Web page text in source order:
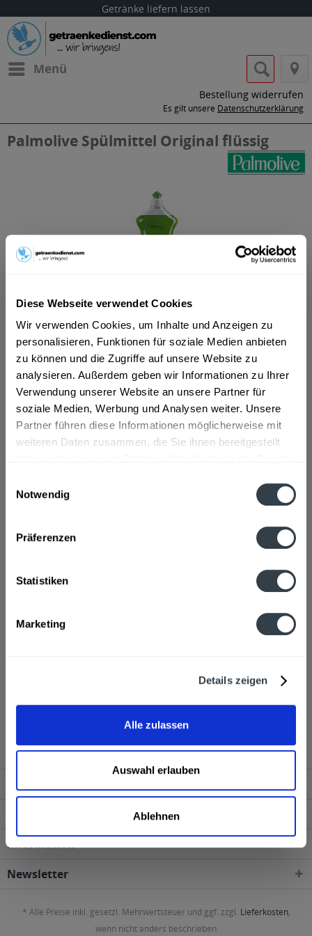
Diese Webseite verwendet Cookies
Wir verwenden Cookies, um Inhalte und Anzeigen zu
personalisieren, Funktionen für soziale Medien anbieten
zu können und die Zugriffe auf unsere Website zu
analysieren. Außerdem geben wir Informationen zu Ihrer
Verwendung unserer Website an unsere Partner für
soziale Medien, Werbung und Analysen weiter. Unsere
Partner führen diese Informationen möglicherweise mit
weiteren Daten zusammen, die Sie ihnen bereitgestellt
Notwendig
Präferenzen
Statistiken
Marketing
Details zeigen
Alle zulassen
Auswahl erlauben
Ablehnen
Getränke liefern lassen
Menü
Bestellung widerrufen
Es gilt unsere Datenschutzerklärung
Palmolive Spülmittel Original flüssig
ab 1,49 € *
Inhalt:0.75 Liter (1,99 € * / 1 Liter)
inkl. MwSt.ggf. zzgl. Erschwerniszuschlag
Vorrätig
In den Warenkorb
mehr
Hersteller
CP GABA GmbH, Beim Strohhause 17, 20097 Hamburgmehr
Ähnliche Artikel
Information
Newsletter
* Alle Preise inkl. gesetzl. Mehrwertsteuer und ggf. zzgl. Lieferkosten,
wenn nicht anders beschrieben